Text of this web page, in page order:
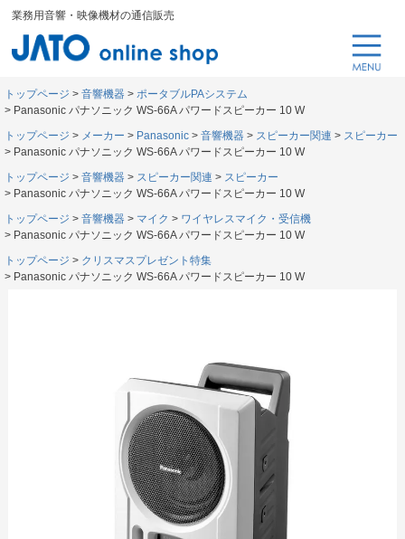
業務用音響・映像機材の通信販売
トップページ 音響機器
ポータブルPAシステム
Panasonic パナソニック WS-66A パワードスピーカー 10 W
トップページ
メーカー Panasonic 音響機器 スピーカー関連
スピーカー
Panasonic パナソニック WS-66A パワードスピーカー 10 W
トップページ
音響機器 スピーカー関連
スピーカー
Panasonic パナソニック WS-66A パワードスピーカー 10 W
トップページ
音響機器 マイク
ワイヤレスマイク・受信機
Panasonic パナソニック WS-66A パワードスピーカー 10 W
トップページ
クリスマスプレゼント特集
Panasonic パナソニック WS-66A パワードスピーカー 10 W